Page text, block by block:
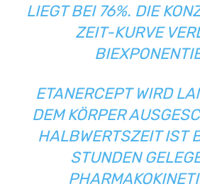
LIEGT BEI 76%. DIE
ZEIT-KURVE
ETANERCEPT WIRD
DEM KÖRPER
HALBWERTSZEIT IST
STUNDEN